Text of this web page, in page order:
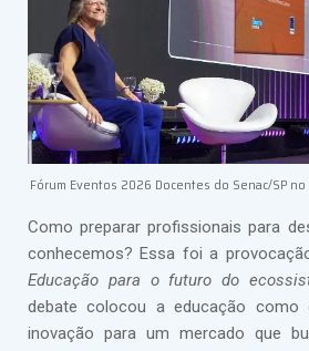
Fórum Eventos 2026 Docentes do Senac/SP
Como preparar profissionais para
conhecemos? Essa foi a
Educação para o futuro do
debate colocou a educação como
inovação para um mercado que